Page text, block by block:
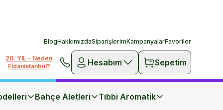
BlogHakkımızdaSiparişlerimKampanyalarFavoriler
20. YIL - Neden
Fidanistanbul?
Hesabım Sepetim
Bahçe Aletleri Tıbbi Aromatik